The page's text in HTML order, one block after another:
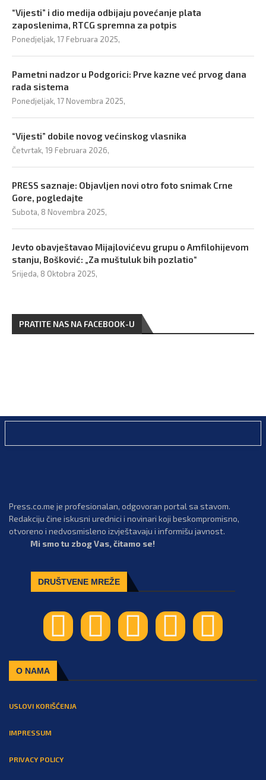
“Vijesti” i dio medija odbijaju povećanje plata
zaposlenima, RTCG spremna za potpis
Ponedjeljak, 17 Februara 2025,
Pametni nadzor u Podgorici: Prve kazne već prvog dana
rada sistema
Ponedjeljak, 17 Novembra 2025,
“Vijesti” dobile novog većinskog vlasnika
Četvrtak, 19 Februara 2026,
PRESS saznaje: Objavljen novi otro foto snimak Crne
Gore, pogledajte
Subota, 8 Novembra 2025,
Jevto obavještavao Mijajlovićevu grupu o Amfilohijevom
stanju, Bošković: „Za muštuluk bih pozlatio“
Srijeda, 8 Oktobra 2025,
PRATITE NAS NA FACEBOOK-U
Press.co.me je profesionalan, odgovoran portal sa stavom.
Redakciju čine iskusni urednici i novinari koji beskompromisno,
otvoreno i nedvosmisleno izvještavaju i informišu javnost.
Mi smo tu zbog Vas, čitamo se!
DRUŠTVENE MREŽE
O NAMA
USLOVI KORIŠĆENJA
IMPRESSUM
PRIVACY POLICY